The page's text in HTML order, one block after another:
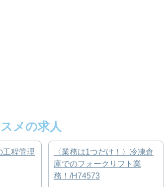
メの求人
工程管理
〈業務は1つだけ！〉冷凍倉
庫でのフォークリフト業
務！/H74573